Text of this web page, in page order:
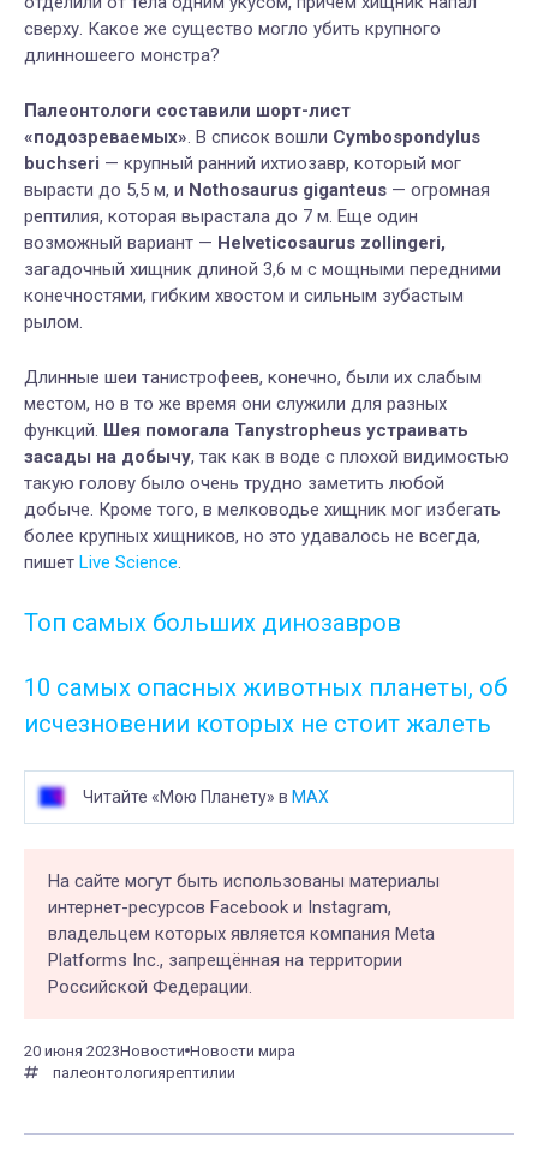
сверху. Какое же существо могло убить крупного
длинношеего монстра?
Палеонтологи составили шорт-лист
«подозреваемых». В список вошли Cymbospondylus
buchseri — крупный ранний ихтиозавр, который мог
вырасти до 5,5 м, и Nothosaurus giganteus — огромная
рептилия, которая вырастала до 7 м. Еще один
возможный вариант — Helveticosaurus zollingeri,
загадочный хищник длиной 3,6 м с мощными передними
конечностями, гибким хвостом и сильным зубастым
рылом.
Длинные шеи танистрофеев, конечно, были их слабым
местом, но в то же время они служили для разных
функций. Шея помогала Tanystropheus устраивать
засады на добычу, так как в воде с плохой видимостью
такую голову было очень трудно заметить любой
добыче. Кроме того, в мелководье хищник мог избегать
более крупных хищников, но это удавалось не всегда,
пишет Live Science.
Топ самых больших динозавров
10 самых опасных животных планеты, об
исчезновении которых не стоит жалеть
Читайте «Мою Планету» в MAX
На сайте могут быть использованы материалы
интернет-ресурсов Facebook и Instagram,
владельцем которых является компания Meta
Platforms Inc., запрещённая на территории
Российской Федерации.
20 июня 2023Новости Новости мира
палеонтологиярептилии